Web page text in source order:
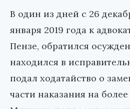
В один из дней с 26
января 2019 года к
Пензе, обратился
находился в
подал ходатайство о
части наказания на